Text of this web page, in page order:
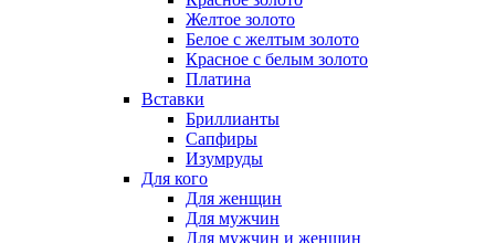
Желтое золото
Белое с желтым золото
Красное с белым золото
Платина
Вставки
Бриллианты
Сапфиры
Изумруды
Для кого
Для женщин
Для мужчин
Для мужчин и женщин